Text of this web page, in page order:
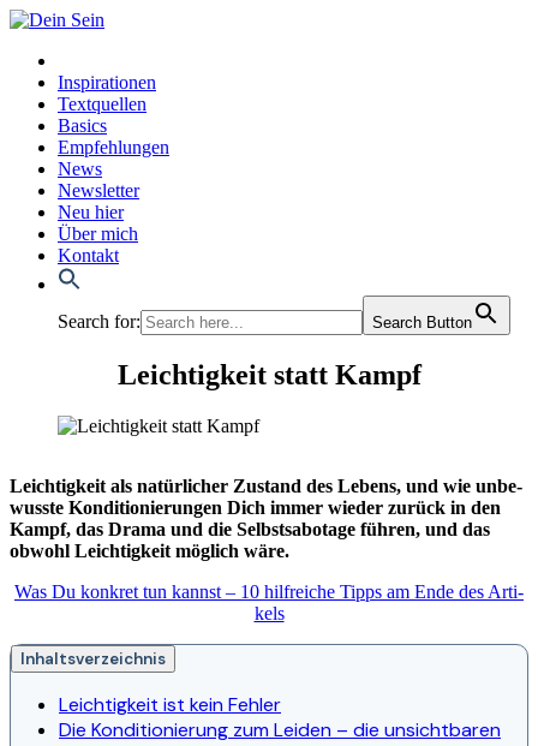
Inspirationen
Textquellen
Basics
Empfehlungen
News
Newsletter
Neu hier
Über mich
Kontakt
Search for: Search Button
Leichtigkeit statt Kampf
Leich­tig­keit als natür­li­cher Zustand des Lebens, und wie unbe­
wuss­te Kon­di­tio­nie­run­gen Dich immer wie­der zurück in den
Kampf, das Dra­ma und die Selbst­sa­bo­ta­ge füh­ren, und das
obwohl Leich­tig­keit mög­lich wäre.
Was Du kon­kret tun kannst – 10 hilf­rei­che Tipps am Ende des Arti­
kels
Inhaltsverzeichnis
Leich­tig­keit ist kein Feh­ler
Die Kon­di­tio­nie­rung zum Lei­den – die unsicht­ba­ren